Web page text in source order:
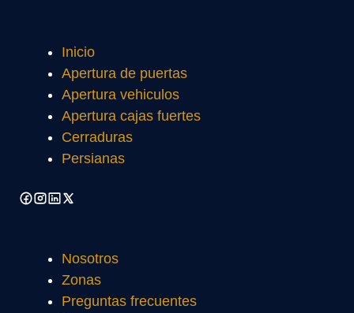
Inicio
Apertura de puertas
Apertura vehiculos
Apertura cajas fuertes
Cerraduras
Persianas
Nosotros
Zonas
Preguntas frecuentes